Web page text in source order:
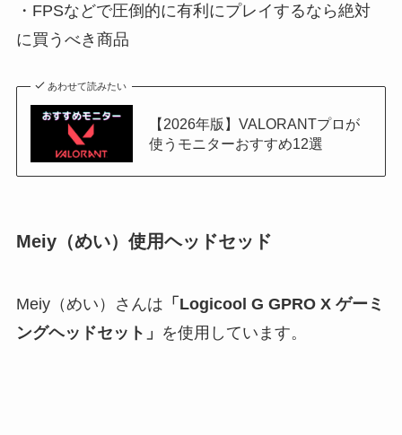
・FPSなどで圧倒的に有利にプレイするなら絶対
に買うべき商品
あわせて読みたい
【2026年版】VALORANTプロが
使うモニターおすすめ12選
Meiy（めい）使用ヘッドセッド
Meiy（めい）さんは 「Logicool G GPRO X ゲーミ
ングヘッドセット」 を使用しています。